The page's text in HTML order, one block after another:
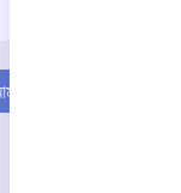
সাথে যোগাযোগ করুন